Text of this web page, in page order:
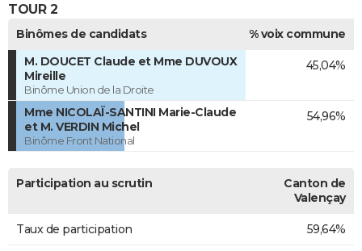
TOUR 2
Binômes de candidats
% voix commune
M. DOUCET Claude et Mme DUVOUX
Mireille
Binôme Union de la Droite
45,04%
Mme NICOLAÏ-SANTINI Marie-Claude
et M. VERDIN Michel
Binôme Front National
54,96%
Participation au scrutin
Canton de
Valençay
Taux de participation 59,64%